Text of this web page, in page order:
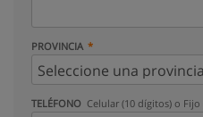
PROVINCIA
TELÉFONO Celular (10 dígitos) o